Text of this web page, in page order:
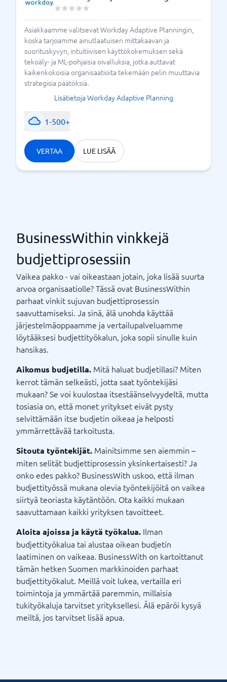
Asiakkaamme valitsevat Workday Adaptive Planningin,
koska tarjoamme ainutlaatuisen mittakaavan ja
suorituskyvyn, intuitiivisen käyttökokemuksen sekä
tekoäly- ja ML-pohjaisia oivalluksia, jotka auttavat
kaikenkokoisia organisaatioita tekemään pelin muuttavia
strategisia päätöksiä.
Lisätietoja Workday Adaptive Planning
1-500+
VERTAA LUE LISÄÄ
BusinessWithin vinkkejä
budjettiprosessiin
Vaikea pakko - vai oikeastaan ​​jotain, joka lisää suurta
arvoa organisaatiolle? Tässä ovat BusinessWithin
parhaat vinkit sujuvan budjettiprosessin
saavuttamiseksi. Ja sinä, älä unohda käyttää
järjestelmäoppaamme ja vertailupalveluamme
löytääksesi budjettityökalun, joka sopii sinulle kuin
hansikas.
Aikomus budjetilla. Mitä haluat budjetillasi? Miten
kerrot tämän selkeästi, jotta saat työntekijäsi
mukaan? Se voi kuulostaa itsestäänselvyydeltä, mutta
tosiasia on, että monet yritykset eivät pysty
selvittämään itse budjetin oikeaa ja helposti
ymmärrettävää tarkoitusta.
Sitouta työntekijät. Mainitsimme sen aiemmin –
miten selität budjettiprosessin yksinkertaisesti? Ja
onko edes pakko? BusinessWith uskoo, että ilman
budjettityössä mukana olevia työntekijöitä on vaikea
siirtyä teoriasta käytäntöön. Ota kaikki mukaan
saavuttamaan kaikki yrityksen tavoitteet.
Aloita ajoissa ja käytä työkalua. Ilman
budjettityökalua tai alustaa oikean budjetin
laatiminen on vaikeaa. BusinessWith on kartoittanut
tämän hetken Suomen markkinoiden parhaat
budjettityökalut. Meillä voit lukea, vertailla eri
toimintoja ja ymmärtää paremmin, millaisia ​​
tukityökaluja tarvitset yrityksellesi. Älä epäröi kysyä
meiltä, ​​jos tarvitset lisää apua.